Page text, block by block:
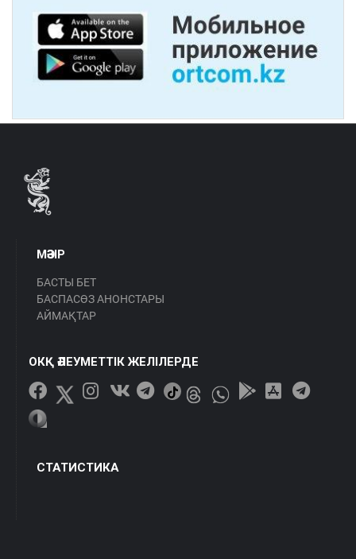
МӘЗІР
БАСТЫ БЕТ
БАСПАСӨЗ АНОНСТАРЫ
АЙМАҚТАР
ОКҚ ӘЛЕУМЕТТІК ЖЕЛІЛЕРДЕ
СТАТИСТИКА